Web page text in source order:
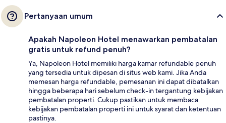
Pertanyaan umum
Apakah Napoleon Hotel menawarkan pembatalan
gratis untuk refund penuh?
Ya, Napoleon Hotel memiliki harga kamar refundable penuh
yang tersedia untuk dipesan di situs web kami. Jika Anda
memesan harga refundable, pemesanan ini dapat dibatalkan
hingga beberapa hari sebelum check-in tergantung kebijakan
pembatalan properti. Cukup pastikan untuk membaca
kebijakan pembatalan properti ini untuk syarat dan ketentuan
pastinya.